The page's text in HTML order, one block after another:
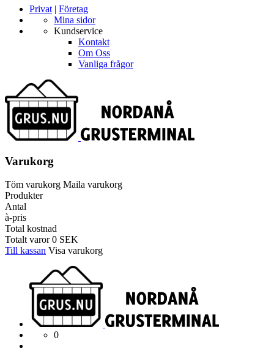
Privat | Företag
Mina sidor
Kundservice
Kontakt
Om Oss
Vanliga frågor
Varukorg
Töm varukorg Maila varukorg
Produkter
Antal
à-pris
Total kostnad
Totalt varor0 SEK
Till kassan Visa varukorg
0